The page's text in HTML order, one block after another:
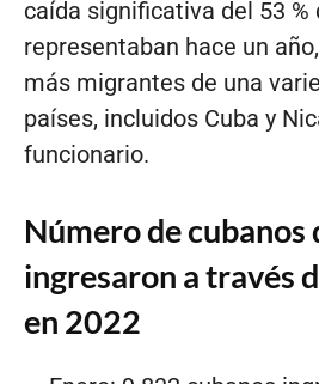
caída significativa del 53 %
representaban hace un
más migrantes de una
países, incluidos Cuba y
funcionario.
Número de cubanos
ingresaron a través
en 2022